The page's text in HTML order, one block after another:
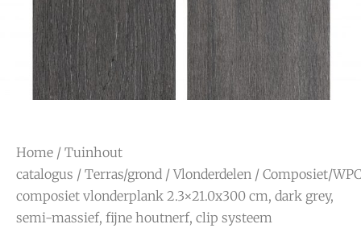
Home / Tuinhout
catalogus / Terras/grond /Vlonderdelen / Composiet/WPC
composiet vlonderplank 2.3×21.0x300 cm, dark grey,
semi-massief, fijne houtnerf, clip systeem